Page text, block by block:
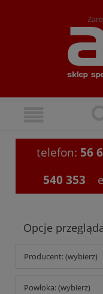
telefon: 56
540 353
Opcje
Producent: (wybierz)
Powłoka: (wybierz)